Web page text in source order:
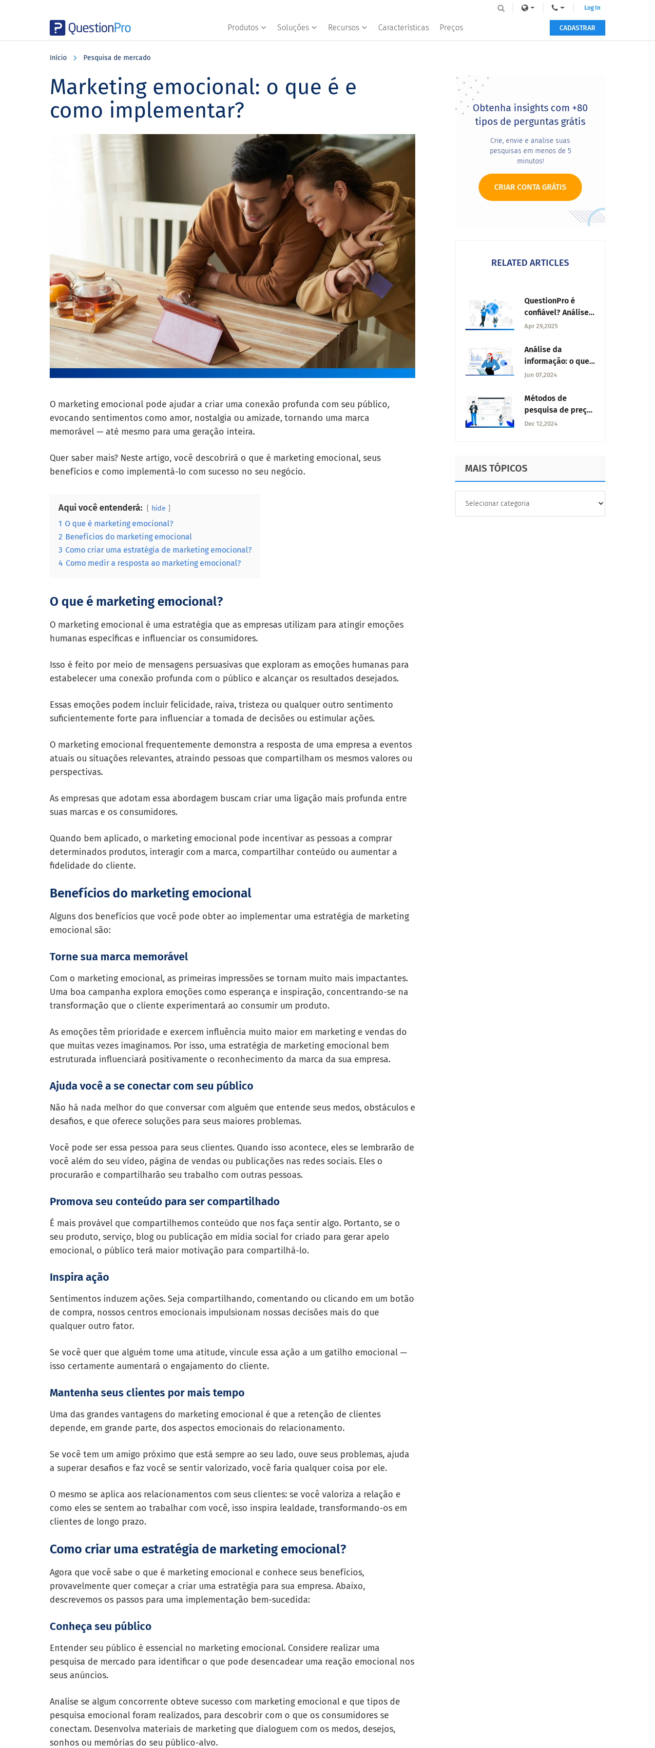
Produtos Soluções Recursos Características Preços
Log In
CADASTRAR
Início Pesquisa de mercado
Marketing emocional: o que é e
como implementar?
O marketing emocional pode ajudar a criar uma conexão profunda com seu público,
evocando sentimentos como amor, nostalgia ou amizade, tornando uma marca
memorável — até mesmo para uma geração inteira.
Quer saber mais? Neste artigo, você descobrirá o que é marketing emocional, seus
benefícios e como implementá-lo com sucesso no seu negócio.
Aqui você entenderá: hide
1 O que é marketing emocional?
2 Benefícios do marketing emocional
3 Como criar uma estratégia de marketing emocional?
4 Como medir a resposta ao marketing emocional?
O que é marketing emocional?
O marketing emocional é uma estratégia que as empresas utilizam para atingir emoções
humanas específicas e influenciar os consumidores.
Isso é feito por meio de mensagens persuasivas que exploram as emoções humanas para
estabelecer uma conexão profunda com o público e alcançar os resultados desejados.
Essas emoções podem incluir felicidade, raiva, tristeza ou qualquer outro sentimento
suficientemente forte para influenciar a tomada de decisões ou estimular ações.
O marketing emocional frequentemente demonstra a resposta de uma empresa a eventos
atuais ou situações relevantes, atraindo pessoas que compartilham os mesmos valores ou
perspectivas.
As empresas que adotam essa abordagem buscam criar uma ligação mais profunda entre
suas marcas e os consumidores.
Quando bem aplicado, o marketing emocional pode incentivar as pessoas a comprar
determinados produtos, interagir com a marca, compartilhar conteúdo ou aumentar a
fidelidade do cliente.
Benefícios do marketing emocional
Alguns dos benefícios que você pode obter ao implementar uma estratégia de marketing
emocional são:
Torne sua marca memorável
Com o marketing emocional, as primeiras impressões se tornam muito mais impactantes.
Uma boa campanha explora emoções como esperança e inspiração, concentrando-se na
transformação que o cliente experimentará ao consumir um produto.
As emoções têm prioridade e exercem influência muito maior em marketing e vendas do
que muitas vezes imaginamos. Por isso, uma estratégia de marketing emocional bem
estruturada influenciará positivamente o reconhecimento da marca da sua empresa.
Ajuda você a se conectar com seu público
Não há nada melhor do que conversar com alguém que entende seus medos, obstáculos e
desafios, e que oferece soluções para seus maiores problemas.
Você pode ser essa pessoa para seus clientes. Quando isso acontece, eles se lembrarão de
você além do seu vídeo, página de vendas ou publicações nas redes sociais. Eles o
procurarão e compartilharão seu trabalho com outras pessoas.
Promova seu conteúdo para ser compartilhado
É mais provável que compartilhemos conteúdo que nos faça sentir algo. Portanto, se o
seu produto, serviço, blog ou publicação em mídia social for criado para gerar apelo
emocional, o público terá maior motivação para compartilhá-lo.
Inspira ação
Sentimentos induzem ações. Seja compartilhando, comentando ou clicando em um botão
de compra, nossos centros emocionais impulsionam nossas decisões mais do que
qualquer outro fator.
Se você quer que alguém tome uma atitude, vincule essa ação a um gatilho emocional —
isso certamente aumentará o engajamento do cliente.
Mantenha seus clientes por mais tempo
Uma das grandes vantagens do marketing emocional é que a retenção de clientes
depende, em grande parte, dos aspectos emocionais do relacionamento.
Se você tem um amigo próximo que está sempre ao seu lado, ouve seus problemas, ajuda
a superar desafios e faz você se sentir valorizado, você faria qualquer coisa por ele.
O mesmo se aplica aos relacionamentos com seus clientes: se você valoriza a relação e
como eles se sentem ao trabalhar com você, isso inspira lealdade, transformando-os em
clientes de longo prazo.
Como criar uma estratégia de marketing emocional?
Agora que você sabe o que é marketing emocional e conhece seus benefícios,
provavelmente quer começar a criar uma estratégia para sua empresa. Abaixo,
descrevemos os passos para uma implementação bem-sucedida:
Conheça seu público
Entender seu público é essencial no marketing emocional. Considere realizar uma
pesquisa de mercado para identificar o que pode desencadear uma reação emocional nos
seus anúncios.
Analise se algum concorrente obteve sucesso com marketing emocional e que tipos de
pesquisa emocional foram realizados, para descobrir com o que os consumidores se
conectam. Desenvolva materiais de marketing que dialoguem com os medos, desejos,
sonhos ou memórias do seu público-alvo.
Primary
Sidebar
Obtenha insights com +80
tipos de perguntas grátis
Crie, envie e analise suas
pesquisas em menos de 5
minutos!
CRIAR CONTA GRÁTIS
RELATED ARTICLES
QuestionPro é
confiável? Análise
completa da
pesquisas
Apr 29,2025
Análise da
informação: o que
é, etapas, tipos e
Jun 07,2024
Métodos de
pesquisa de preços
para tomada de
Dec 12,2024
MAIS TÓPICOS
TÓPICOS